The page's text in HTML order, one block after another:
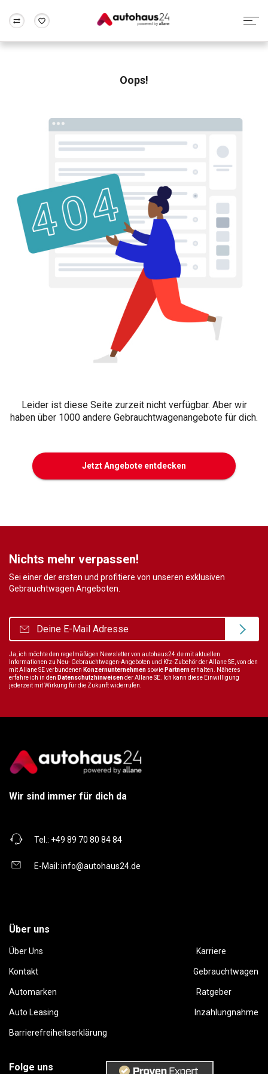
Rund um die Inzahlungnahme
Oops!
Leider ist diese Seite zurzeit nicht verfügbar. Aber wir
haben über 1000 andere Gebrauchtwagenangebote für dich.
Jetzt Angebote entdecken
Nichts mehr verpassen!
Sei einer der ersten und profitiere von unseren exklusiven
Gebrauchtwagen Angeboten.
Ja, ich möchte den regelmäßigen Newsletter von autohaus24.de mit aktuellen
Informationen zu Neu- Gebrauchtwagen-Angeboten und Kfz-Zubehör der Allane SE, von den
mit Allane SE verbundenen Konzernunternehmen sowie Partnernerhalten. Näheres
erfahre ich in den Datenschutzhinweisender Allane SE. Ich kann diese Einwilligung
jederzeit mit Wirkung für die Zukunft widerrufen.
Wir sind immer für dich da
Tel.: +49 89 70 80 84 84
E-Mail: info@autohaus24.de
Über uns
Über Uns Karriere
Kontakt Gebrauchtwagen
Automarken Ratgeber
Auto Leasing Inzahlungnahme
Barrierefreiheitserklärung
Folge uns